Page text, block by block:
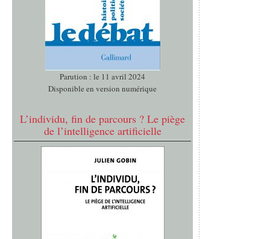
Parution : le 11 avril 2024
Disponible en version numérique
L’individu, fin de parcours ? Le piège
de l’intelligence artificielle